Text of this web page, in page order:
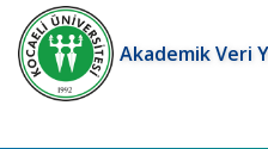
Akademik Veri